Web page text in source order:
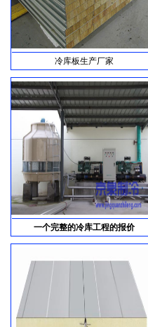
冷库板生产厂家
一个完整的冷库工程的报价